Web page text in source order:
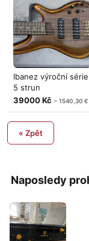
Naposledy
Ibanez výroční série
5 strun
39000 Kč ~ 1540,30 €
« Zpět